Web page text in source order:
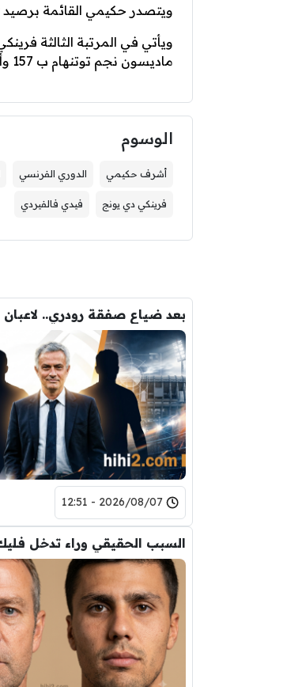
ويتصدر حكيمي القائمة برصيد 209 تمريرة يليه لويس ألبرتو برصيد 180 تمريرة.
ماديسون نجم توتنهام ب 157 وأخيرًا فيدي فالفيردي نجم ريال مدريد ب 149.
الوسوم
أشرف حكيمي الدوري الفرنسي
فرينكي دي يونج فيدي فالفيردي
2026/08/07 - 12:51